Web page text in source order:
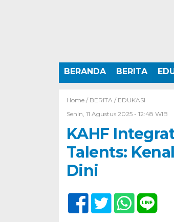
BERANDA BERITA
Home / BERITA/ EDUKASI
Senin, 11 Agustus 2025 - 12:48 WIB
KAHF
Talents:
Dini